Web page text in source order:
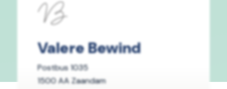
Valere Bewind
Postbus 1035
1500 AA Zaandam